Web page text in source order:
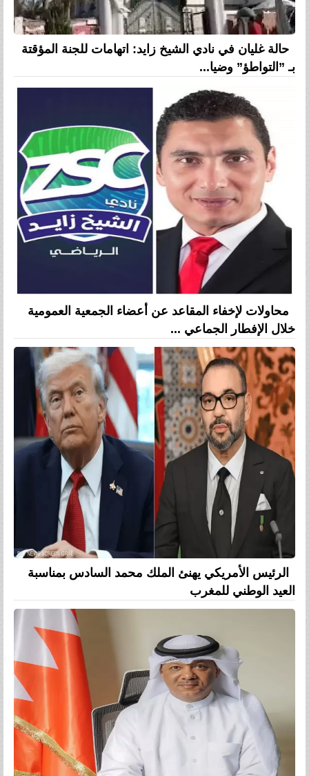
حالة غليان في نادي الشيخ زايد: اتهامات للجنة المؤقتة
بـ ”التواطؤ” وضيا...
محاولات لإخفاء المقاعد عن أعضاء الجمعية العمومية
خلال الإفطار الجماعي ...
الرئيس الأمريكي يهنئ الملك محمد السادس بمناسبة
العيد الوطني للمغرب